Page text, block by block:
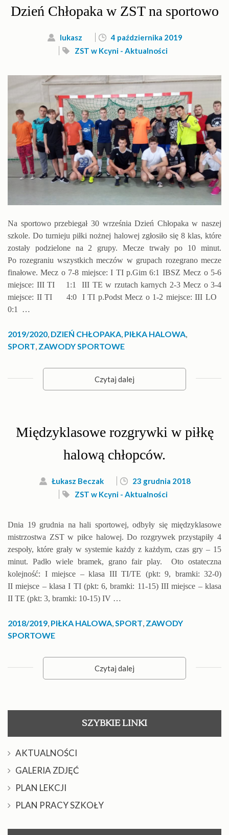
Dzień Chłopaka w ZST na sportowo
lukasz
4 października 2019
ZST w Kcyni - Aktualności
Na sportowo przebiegał 30 września Dzień Chłopaka w naszej
szkole. Do turnieju piłki nożnej halowej zgłosiło się 8 klas, które
zostały podzielone na 2 grupy. Mecze trwały po 10 minut.
Po rozegraniu wszystkich meczów w grupach rozegrano mecze
finałowe. Mecz o 7-8 miejsce: I TI p.Gim 6:1 IBSZ Mecz o 5-6
miejsce: III TI 1:1 III TE w rzutach karnych 2-3 Mecz o 3-4
miejsce: II TI 4:0 I TI p.Podst Mecz o 1-2 miejsce: III LO
0:1 …
2019/2020, DZIEŃ CHŁOPAKA, PIŁKA HALOWA,
SPORT, ZAWODY SPORTOWE
Czytaj dalej
Międzyklasowe rozgrywki w piłkę
halową chłopców.
Łukasz Beczak
23 grudnia 2018
ZST w Kcyni - Aktualności
Dnia 19 grudnia na hali sportowej, odbyły się międzyklasowe
mistrzostwa ZST w piłce halowej. Do rozgrywek przystąpiły 4
zespoły, które grały w systemie każdy z każdym, czas gry – 15
minut. Padło wiele bramek, grano fair play. Oto ostateczna
kolejność: I miejsce – klasa III TI/TE (pkt: 9, bramki: 32-0)
II miejsce – klasa I TI (pkt: 6, bramki: 11-15) III miejsce – klasa
II TE (pkt: 3, bramki: 10-15) IV …
2018/2019, PIŁKA HALOWA,SPORT, ZAWODY
SPORTOWE
Czytaj dalej
SZYBKIE LINKI
AKTUALNOŚCI
GALERIA ZDJĘĆ
PLAN LEKCJI
PLAN PRACY SZKOŁY